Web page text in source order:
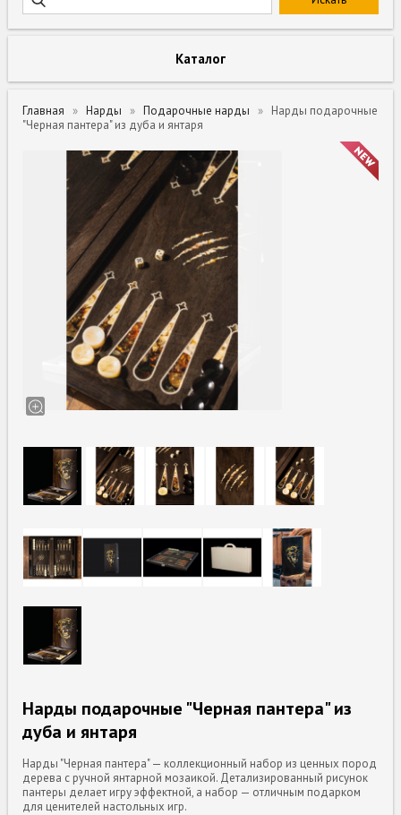
Каталог
Главная Нарды Подарочные нарды
Нарды подарочные
"Черная пантера" из дуба и янтаря
Нарды подарочные "Черная пантера" из
дуба и янтаря
Нарды "Черная пантера" — коллекционный набор из ценных пород
дерева с ручной янтарной мозаикой. Детализированный рисунок
пантеры делает игру эффектной, а набор — отличным подарком
для ценителей настольных игр.